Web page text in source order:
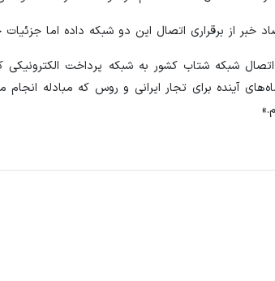
خبر از برقراری اتصال این دو شبکه داده اما جزئیات
شبکه شتاب کشور به شبکه پرداخت
آینده برای تجار ایرانی و روس که مبادله